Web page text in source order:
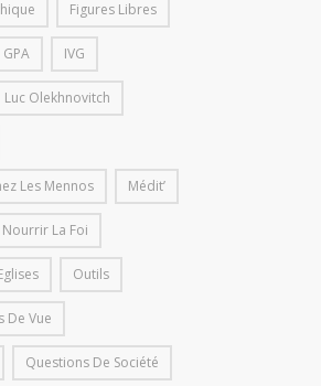
Figures Libres
GPA IVG
Luc Olekhnovitch
Les Mennos Médit’
Nourrir La Foi
Outils
De Vue
Questions De Société